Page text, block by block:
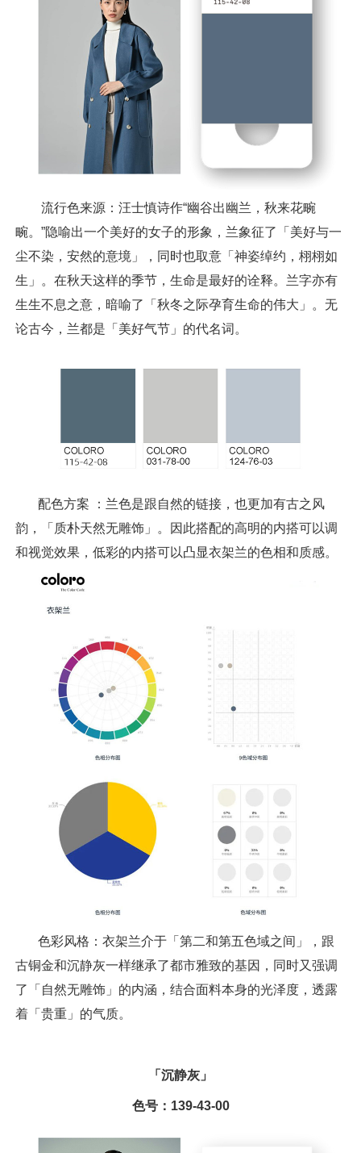
流行色来源：汪士慎诗作“幽谷出幽兰，秋来花畹
畹。”隐喻出一个美好的女子的形象，兰象征了「美好与一
尘不染，安然的意境」，同时也取意「神姿绰约，栩栩如
生」。在秋天这样的季节，生命是最好的诠释。兰字亦有
生生不息之意，暗喻了「秋冬之际孕育生命的伟大」。无
论古今，兰都是「美好气节」的代名词。
配色方案 ：兰色是跟自然的链接，也更加有古之风
韵，「质朴天然无雕饰」。因此搭配的高明的内搭可以调
和视觉效果，低彩的内搭可以凸显衣架兰的色相和质感。
色彩风格：衣架兰介于「第二和第五色域之间」，跟
古铜金和沉静灰一样继承了都市雅致的基因，同时又强调
了「自然无雕饰」的内涵，结合面料本身的光泽度，透露
着「贵重」的气质。
「沉静灰」
色号：139-43-00